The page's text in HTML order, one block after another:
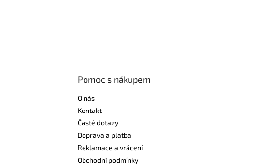
Pomoc s nákupem
O nás
Kontakt
Časté dotazy
Doprava a platba
Reklamace a vrácení
Obchodní podmínky